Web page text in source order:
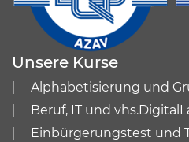
Unsere Kurse
Alphabetisierung und
Beruf, IT und
Einbürgerungstest und